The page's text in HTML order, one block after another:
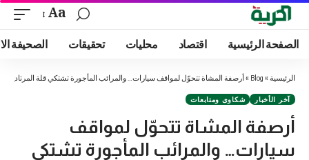
Aa
الصفحة الرئيسية اقتصاد محليات تحقيقات الصحيفة
الرئيسية »
Blog
»أرصفة المشاة تتحوّل لمواقف سيارات… والمرائب المأجورة تشتكي قلة المرتادين
آخر الأخبار شكاوى ومتابعات
أرصفة المشاة تتحوّل لمواقف
سيارات… والمرائب المأجورة تشتكي